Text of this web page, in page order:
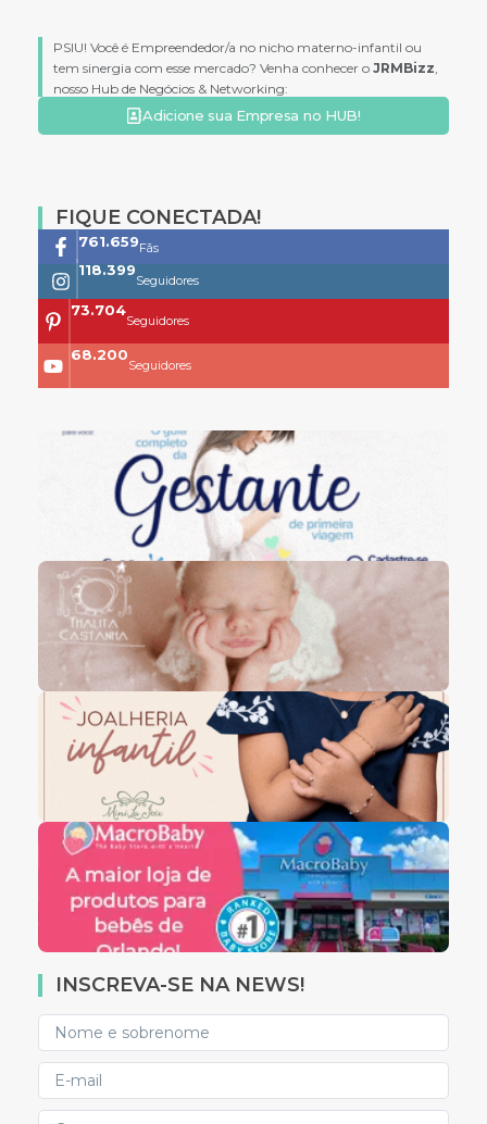
PSIU! Você é Empreendedor/a no nicho materno-infantil ou
tem sinergia com esse mercado? Venha conhecer o JRMBizz
nosso Hub de Negócios & Networking:
Adicione sua Empresa no HUB!
FIQUE CONECTADA!
761.659Fãs
118.399
Seguidores
73.704
Seguidores
68.200
Seguidores
INSCREVA-SE NA NEWS!